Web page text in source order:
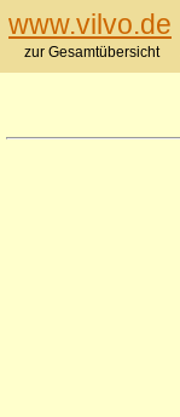
www.vilvo.de
zur Gesamtübersicht